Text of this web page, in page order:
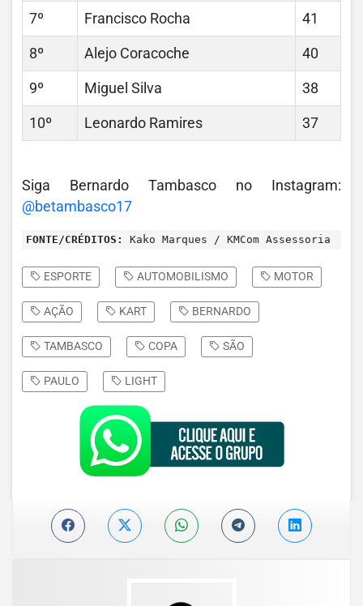
7º Francisco Rocha 41
8º Alejo Coracoche 40
9º Miguel Silva 38
10º Leonardo Ramires 37
Siga Bernardo Tambasco no Instagram:
@betambasco17
FONTE/CRÉDITOS: Kako Marques / KMCom Assessoria
ESPORTE AUTOMOBILISMO MOTOR
AÇÃO KART BERNARDO
TAMBASCO COPA SÃO
PAULO LIGHT